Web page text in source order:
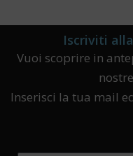
Iscriviti
Vuoi scoprire in
Inserisci la tua mail